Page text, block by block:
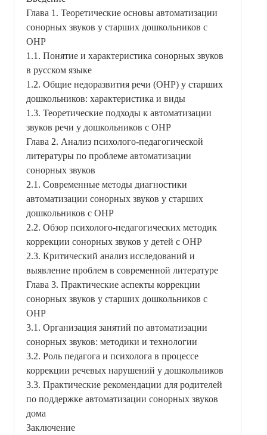
Глава 1. Теоретические основы автоматизации
сонорных звуков у старших дошкольников с
ОНР
1.1. Понятие и характеристика сонорных звуков
в русском языке
1.2. Общие недоразвития речи (ОНР) у старших
дошкольников: характеристика и виды
1.3. Теоретические подходы к автоматизации
звуков речи у дошкольников с ОНР
Глава 2. Анализ психолого-педагогической
литературы по проблеме автоматизации
сонорных звуков
2.1. Современные методы диагностики
автоматизации сонорных звуков у старших
дошкольников с ОНР
2.2. Обзор психолого-педагогических методик
коррекции сонорных звуков у детей с ОНР
2.3. Критический анализ исследований и
выявление проблем в современной литературе
Глава 3. Практические аспекты коррекции
сонорных звуков у старших дошкольников с
ОНР
3.1. Организация занятий по автоматизации
сонорных звуков: методики и технологии
3.2. Роль педагога и психолога в процессе
коррекции речевых нарушений у дошкольников
3.3. Практические рекомендации для родителей
по поддержке автоматизации сонорных звуков
дома
Заключение